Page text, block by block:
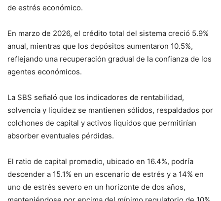
de estrés económico.
En marzo de 2026, el crédito total del sistema creció 5.9%
anual, mientras que los depósitos aumentaron 10.5%,
reflejando una recuperación gradual de la confianza de los
agentes económicos.
La SBS señaló que los indicadores de rentabilidad,
solvencia y liquidez se mantienen sólidos, respaldados por
colchones de capital y activos líquidos que permitirían
absorber eventuales pérdidas.
El ratio de capital promedio, ubicado en 16.4%, podría
descender a 15.1% en un escenario de estrés y a 14% en
uno de estrés severo en un horizonte de dos años,